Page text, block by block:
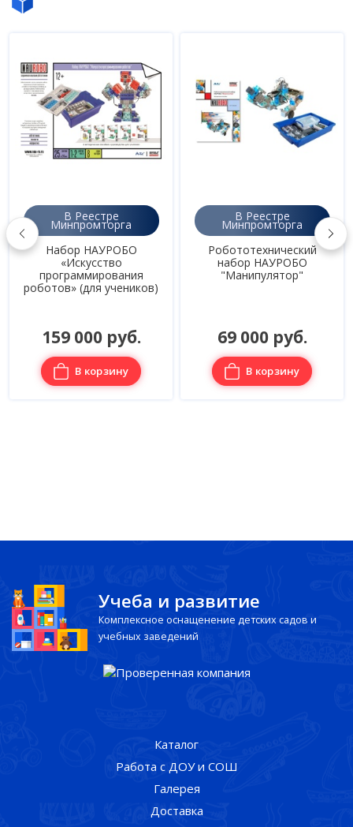
В Реестре
Минпромторга
Набор НАУРОБО
«Искусство
программирования
роботов» (для учеников)
159 000 руб.
В корзину
В Реестре
Минпромторга
Робототехнический
набор НАУРОБО
"Манипулятор"
69 000 руб.
В корзину
Учеба и развитие
Комплексное оснащенение детских садов и
учебных заведений
Каталог
Работа с ДОУ и СОШ
Галерея
Доставка